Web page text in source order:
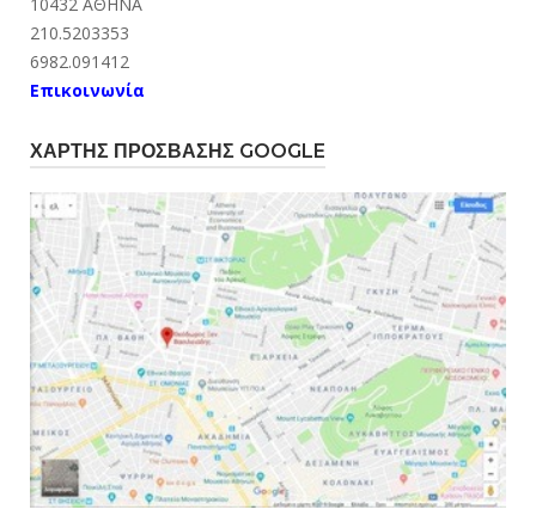
210.5203353
6982.091412
Επικοινωνία
ΧΆΡΤΗΣ ΠΡΌΣΒΑΣΗΣ GOOGLE